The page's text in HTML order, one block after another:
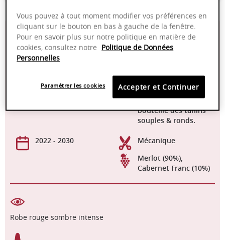
14,60%
Traditionnel, 50% en
cuve inox et 50% en
barrique durant 12
aération pour
amener à la mis en
bouteille des tanins
souples & ronds.
2022 - 2030
Mécanique
Merlot (90%),
Cabernet Franc (10%)
Robe rouge sombre intense
Vous pouvez à tout moment modifier vos préférences en
cliquant sur le bouton en bas à gauche de la fenêtre.
Pour en savoir plus sur notre politique en matière de
cookies, consultez notre Politique de Données
Personnelles
Accepter et Continuer
Paramétrer les cookies